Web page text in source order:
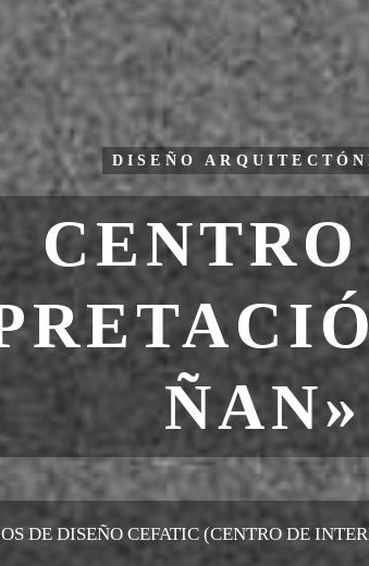
DISEÑO
ÑAN»
DE DISEÑO CEFATIC (CENTRO DE